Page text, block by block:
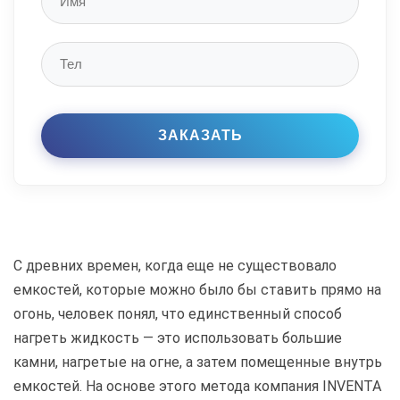
С древних времен, когда еще не существовало
емкостей, которые можно было бы ставить прямо на
огонь, человек понял, что единственный способ
нагреть жидкость — это использовать большие
камни, нагретые на огне, а затем помещенные внутрь
емкостей. На основе этого метода компания INVENTA